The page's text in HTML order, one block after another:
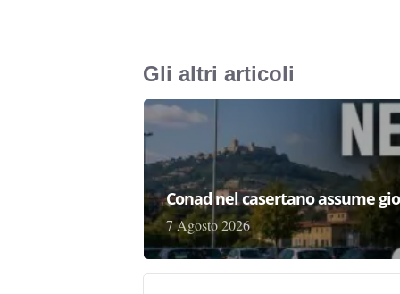
Gli altri articoli
Conad nel casertano assume
7 Agosto 2026